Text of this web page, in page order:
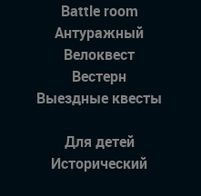
Battle room
Антуражный
Велоквест
Вестерн
Выездные квесты
Для детей
Исторический